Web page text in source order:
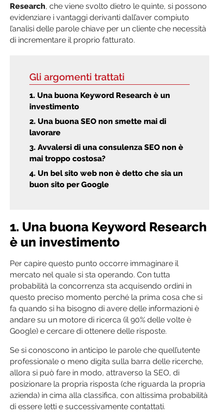
Research, che viene svolto dietro le quinte, si possono
evidenziare i vantaggi derivanti dall’aver compiuto
l’analisi delle parole chiave per un cliente che necessità
di incrementare il proprio fatturato.
Gli argomenti trattati
1. Una buona Keyword Research è un
investimento
2. Una buona SEO non smette mai di
lavorare
3. Avvalersi di una consulenza SEO non è
mai troppo costosa?
4. Un bel sito web non è detto che sia un
buon sito per Google
1. Una buona Keyword Research
è un investimento
Per capire questo punto occorre immaginare il
mercato nel quale si sta operando. Con tutta
probabilità la concorrenza sta acquisendo ordini in
questo preciso momento perché la prima cosa che si
fa quando si ha bisogno di avere delle informazioni è
andare su un motore di ricerca (il 90% delle volte è
Google) e cercare di ottenere delle risposte.
Se si conoscono in anticipo le parole che quell’utente
professionale o meno digita sulla barra delle ricerche,
allora si può fare in modo, attraverso la SEO, di
posizionare la propria risposta (che riguarda la propria
azienda) in cima alla classifica, con altissima probabilità
di essere letti e successivamente contattati.